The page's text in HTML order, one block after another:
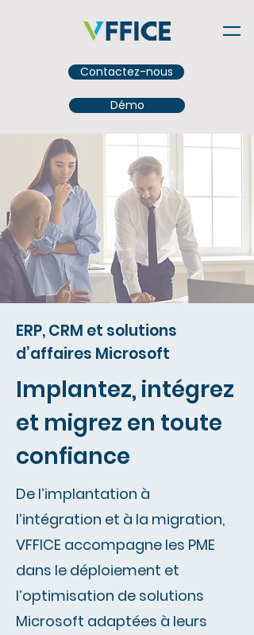
Contactez-nous
Démo
ERP, CRM et solutions
d’affaires Microsoft
Implantez, intégrez
et migrez en toute
confiance
De l’implantation à
l’intégration et à la migration,
VFFICE accompagne les PME
dans le déploiement et
l’optimisation de solutions
Microsoft adaptées à leurs